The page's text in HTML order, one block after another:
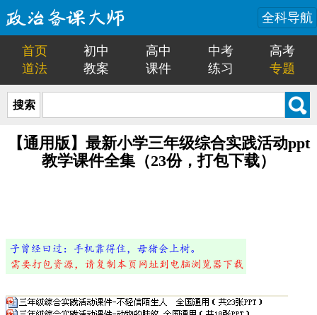
全科导航
首页 初中 高中 中考
高考
道法
教案 课件 练习 专题
搜索
【通用版】最新小学三年级综合实践活动ppt
教学课件全集（23份，打包下载）